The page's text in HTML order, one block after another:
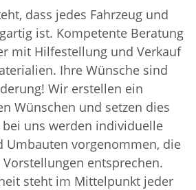
dass jedes Fahrzeug und
ist. Kompetente Beratung
mit Hilfestellung und Verkauf
Ihre Wünsche sind
Wir erstellen ein
Wünschen und setzen dies
uns werden individuelle
Umbauten vorgenommen, die
entsprechen.
steht im Mittelpunkt jeder